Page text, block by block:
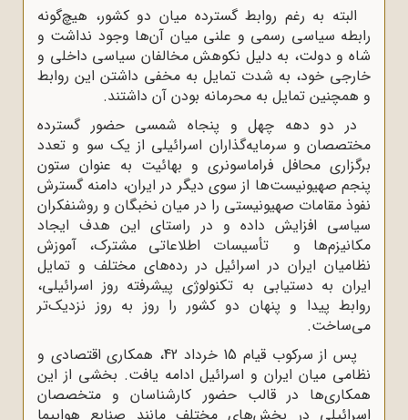
البته به رغم روابط گسترده میان دو کشور، هیچ‌گونه
رابطه سیاسی رسمی و علنی میان آن‌ها وجود نداشت و
شاه و دولت، به دلیل نکوهش مخالفان سیاسی داخلی و
خارجی خود، به شدت تمایل به مخفی داشتن این روابط
و همچنین تمایل به محرمانه بودن آن داشتند.
در دو دهه چهل و پنجاه شمسی حضور گسترده
مختصصان و سرمایه‌گذاران اسرائیلی از یک سو و تعدد
برگزاری محافل فراماسونری و بهائیت به عنوان ستون
پنجم صهیونیست‌ها از سوی دیگر در ایران، دامنه گسترش
نفوذ مقامات صهیونیستی را در میان نخبگان و روشنفکران
سیاسی افزایش داده و در راستای این هدف ایجاد
مکانیزم‌ها و تأسیسات اطلاعاتی مشترک، آموزش
نظامیان ایران در اسرائیل در رده‌های مختلف و تمایل
ایران به دستیابی به تکنولوژی پیشرفته روز اسرائیلی،
روابط پیدا و پنهان دو کشور را روز به روز نزدیک‌تر
می‌ساخت.
پس از سرکوب قیام 15 خرداد 42، همکاری اقتصادی و
نظامی میان ایران و اسرائیل ادامه یافت. بخشی از این
همکاری‌ها در قالب حضور کارشناسان و متخصصان
اسرائیلی در بخش‌های مختلف مانند صنایع هواپیما